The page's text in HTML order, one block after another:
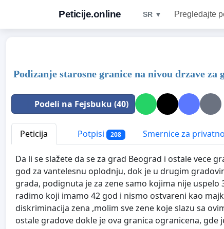
Peticije.online SR ▼ Pregledajte
Podizanje starosne granice na nivou drzave
Podeli na Fejsbuku (40)
Peticija Potpisi 208 Smernice za
Da li se slažete da se za grad Beograd i ostale vece
god za vantelesnu oplodnju, dok je u drugim
grada, podignuta je za zene samo kojima nije
radimo koji imamo 42 god i nismo ostvareni kao
diskriminacija zena ,molim sve zene koje slazu sa
ostale gradove dokle je ova granica ogranicena, gde